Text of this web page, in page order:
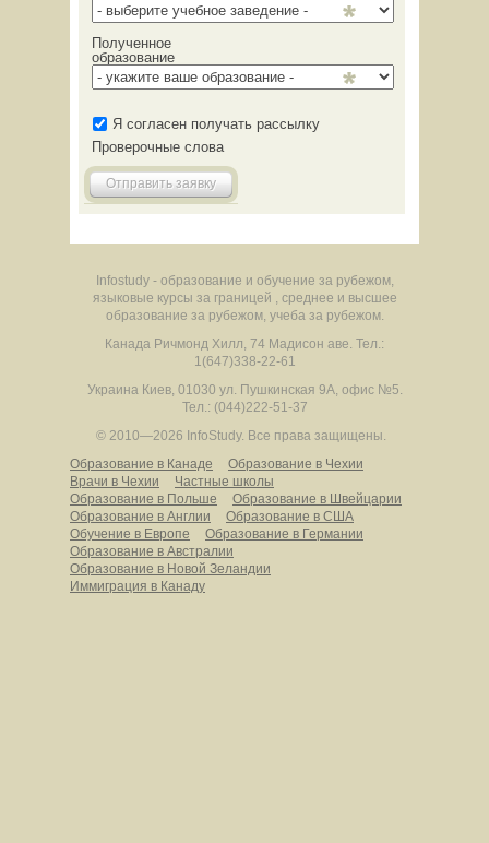
Полученное
образование
Я согласен получать рассылку
Проверочные слова
Отправить заявку
Infostudy - образование и обучение за рубежом,
языковые курсы за границей , среднее и высшее
образование за рубежом, учеба за рубежом.
Канада Ричмонд Хилл, 74 Мадисон аве. Тел.:
1(647)338-22-61
Украина Киев, 01030 ул. Пушкинская 9А, офис №5.
Тел.: (044)222-51-37
© 2010—2026 InfoStudy. Все права защищены.
Образование в Канаде
Образование в Чехии
Врачи в Чехии
Частные школы
Образование в Польше
Образование в Швейцарии
Образование в Англии
Образование в США
Обучение в Европе
Образование в Германии
Образование в Австралии
Образование в Новой Зеландии
Иммиграция в Канаду